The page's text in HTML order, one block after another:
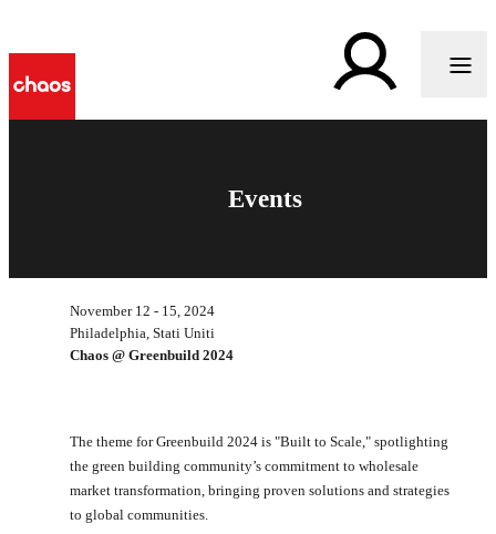
Events
November 12 - 15, 2024
Philadelphia, Stati Uniti
Chaos @ Greenbuild 2024
The theme for Greenbuild 2024 is "Built to Scale," spotlighting
the green building community’s commitment to wholesale
market transformation, bringing proven solutions and strategies
to global communities.